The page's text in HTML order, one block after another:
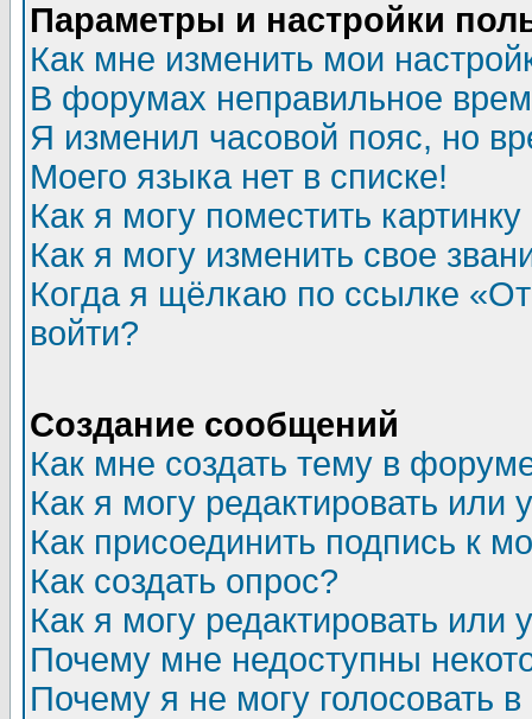
Параметры и настройки
Как мне изменить мои
В форумах неправильное
Я изменил часовой пояс, но
Моего языка нет в списке!
Как я могу поместить
Как я могу изменить свое
Когда я щёлкаю по ссылке
войти?
Создание сообщений
Как мне создать тему в
Как я могу редактировать или
Как присоединить подпись к
Как создать опрос?
Как я могу редактировать или
Почему мне недоступны
Почему я не могу голосовать